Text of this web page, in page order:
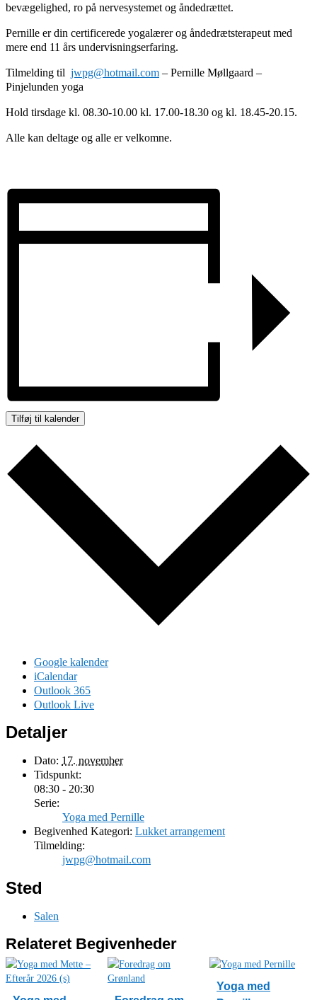
bevægelighed, ro på nervesystemet og åndedrættet.
Pernille er din certificerede yogalærer og åndedrætsterapeut med
mere end 11 års undervisningserfaring.
Tilmelding til jwpg@hotmail.com – Pernille Møllgaard –
Pinjelunden yoga
Hold tirsdage kl. 08.30-10.00 kl. 17.00-18.30 og kl. 18.45-20.15.
Alle kan deltage og alle er velkomne.
Tilføj til kalender
Google kalender
iCalendar
Outlook 365
Outlook Live
Detaljer
Dato: 17. november
Tidspunkt:
08:30 - 20:30
Serie:
Yoga med Pernille
Begivenhed Kategori: Lukket arrangement
Tilmelding:
jwpg@hotmail.com
Sted
Salen
Relateret Begivenheder
Yoga med